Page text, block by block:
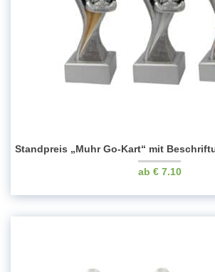
Standpreis „Muhr Go-Kart“ mit
€7.10